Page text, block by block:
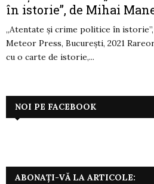
în istorie”, de Mihai
„Atentate și crime politice în
Meteor Press, București, 2021
cu o carte de istorie,...
NOI PE FACEBOOK
ABONAȚI-VĂ LA ARTICOLE: